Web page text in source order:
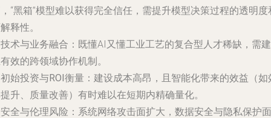
“黑箱”模型难以获得完全信任，需提升模型决策过程的透明度
释性。
技术与业务融合 ：既懂AI又懂工业工艺的复合型人才稀缺，需建
效的跨领域协作机制。
初始投资与ROI衡量 ：建设成本高昂，且智能化带来的效益（如
升、质量改善）有时难以在短期内精确量化。
安全与伦理风险 ：系统网络攻击面扩大，数据安全与隐私保护面